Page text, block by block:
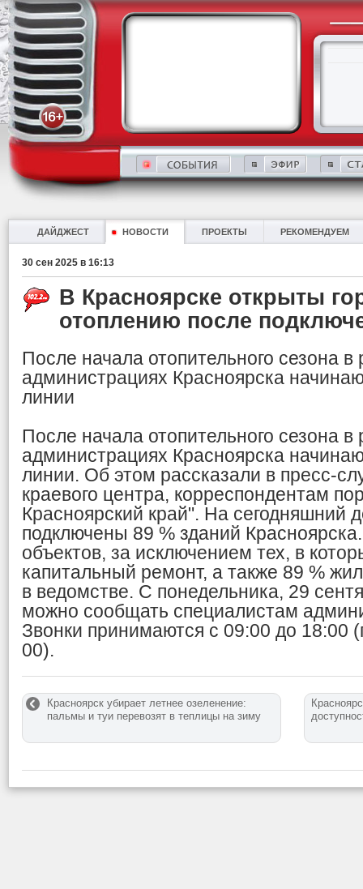
ДАЙДЖЕСТ НОВОСТИ ПРОЕКТЫ РЕКОМЕНДУЕМ
30 сен 2025 в 16:13
В Красноярске открыты
отоплению после
После начала отопительного сезона
администрациях Красноярска
линии
После начала отопительного сезона
администрациях Красноярска
линии. Об этом рассказали в пресс-
краевого центра, корреспондентам
Красноярский край". На сегодняшний
подключены 89 % зданий
объектов, за исключением тех, в
капитальный ремонт, а также 89 %
в ведомстве. С понедельника, 29
можно сообщать специалистам
Звонки принимаются с 09:00 до 18:00
00).
Красноярск убирает летнее озеленение:
пальмы и туи перевозят в теплицы на зиму